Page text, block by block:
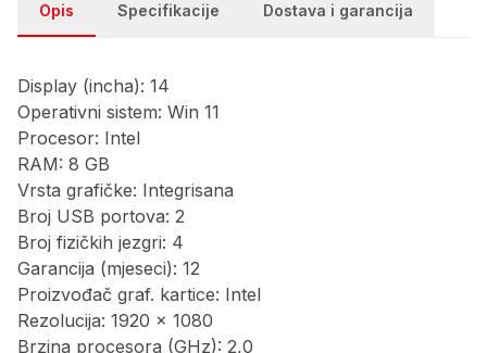
Opis Specifikacije Dostava i garancija
Display (incha): 14
Operativni sistem: Win 11
Procesor: Intel
RAM: 8 GB
Vrsta grafičke: Integrisana
Broj USB portova: 2
Broj fizičkih jezgri: 4
Garancija (mjeseci): 12
Proizvođač graf. kartice: Intel
Rezolucija: 1920 x 1080
Brzina procesora (GHz): 2,0